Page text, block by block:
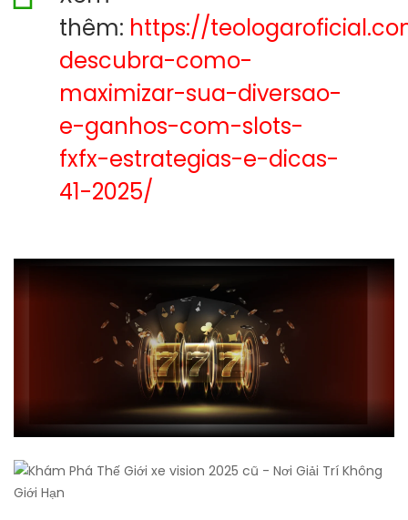
thêm: https://
descubra-como-
maximizar-sua-diversao-
e-ganhos-com-slots-
fxfx-estrategias-e-dicas-
41-2025/